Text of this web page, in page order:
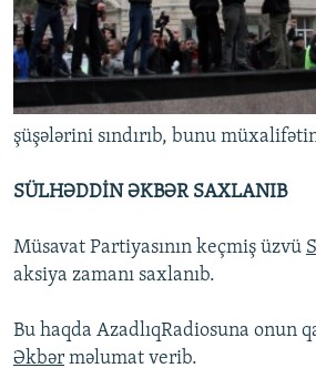
şüşələrini sındırıb, bunu
SÜLHƏDDİN ƏKBƏR SAXLANIB
Müsavat Partiyasının keçmiş üzvü
aksiya zamanı saxlanıb.
Bu haqda AzadlıqRadiosuna onun
Əkbər məlumat verib.